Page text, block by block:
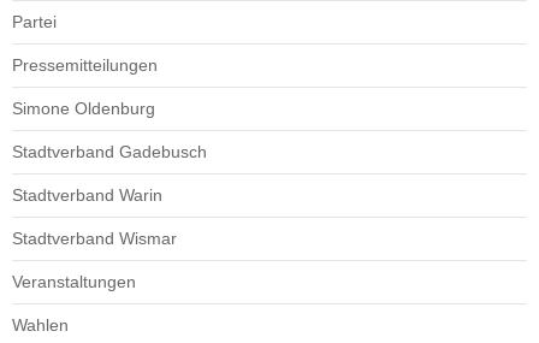
Partei
Pressemitteilungen
Simone Oldenburg
Stadtverband Gadebusch
Stadtverband Warin
Stadtverband Wismar
Veranstaltungen
Wahlen